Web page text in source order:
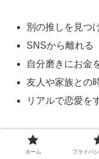
別の推しを見つ
SNSから離れる
自分磨きにお金
友人や家族との
リアルで恋愛を
この項目についても
ホーム プライバ